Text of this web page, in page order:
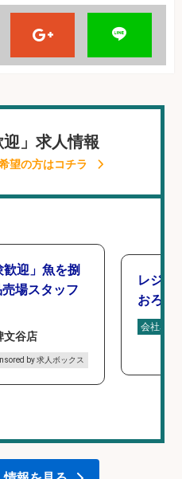
迎」求人情報
望の方はコチラ
迎」魚を捌
場スタッフ
文谷店
by 求人ボックス
レジ打
おろし
会社名